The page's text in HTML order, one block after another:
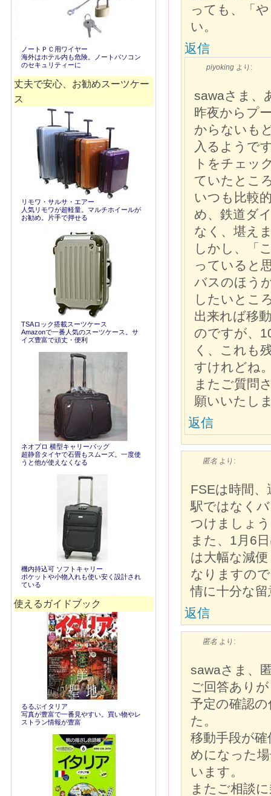
っても、「
い。
返信
piyoking より:
sawaさま、
昨夜からプ
からないも
入るようで
トをチェッ
ていたとこ
いつも比較
め、鉄道ダ
なく、堪え
しかし、「
っていると
バスのほう
したいとこ
出来れば移
のですが、
く、これも
すけれどね
またご質問
願いいたし
返信
匿名 より:
FSEは時間
駅ではなく
つけましょ
また、1月6
は大幅な減
なりますの
情に十分な
返信
匿名 より:
sawaさま、
ご回答あり
予定の確認
た。
移動手段が
めになった
います。
またご相談
ノートＰＣ用ワイヤー
海外はホテル内も危険。ノートパソコン
のセキュリティーに
丈夫で安心、お勧めスーツケー
ス
リモワ・サルサ・エアー
人気リモワが超軽量。マルチホイールが
お勧め。片手で押せる
TSAロック搭載スーツケース
Amazonで一番人気のスーツケース。サ
イズ豊富で頑丈・便利
ネオプロ 横型キャリーバッグ
超静音タイヤで石畳もスムーズ。一度使
うと他が使えなくなる
機内持込可 ソフトキャリー
ポケットや小物入れも使い安く設計され
ている
使えるガイドブック
るるぶイタリア
写真が豊富で一番見やすい。買い物やレ
ストラン情報が豊富